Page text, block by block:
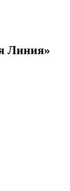
Линия»